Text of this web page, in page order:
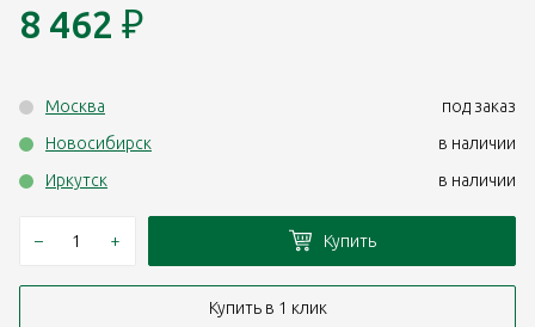
8 462 ₽
Москва
под заказ
Новосибирск
в наличии
Иркутск
в наличии
– + Купить
Купить в 1 клик